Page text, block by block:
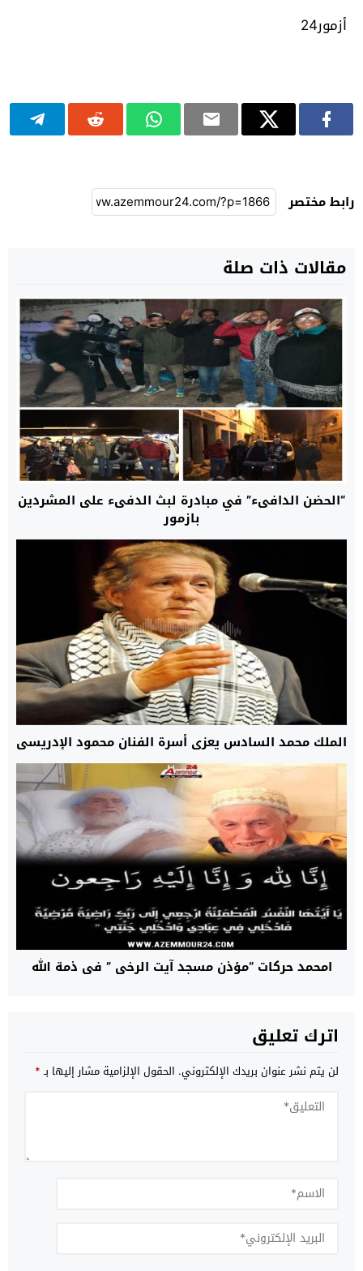
أزمور24
رابط مختصر
مقالات ذات صلة
“الحضن الدافىء” في مبادرة لبث الدفىء على المشردين
بازمور
الملك محمد السادس يعزي أسرة الفنان محمود الإدريسي
امحمد حركات “مؤذن مسجد آيت الرخى ” في ذمة الله
اترك تعليق
لن يتم نشر عنوان بريدك الإلكتروني. الحقول الإلزامية مشار إليها بـ*